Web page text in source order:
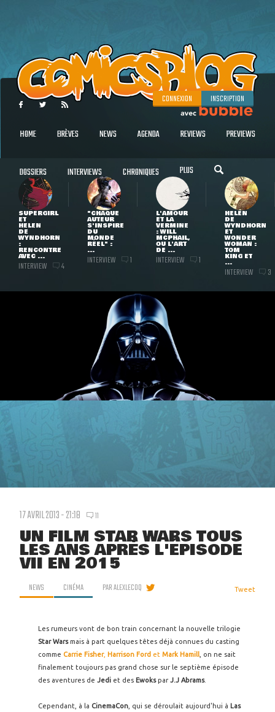
CONNEXION INSCRIPTION
HOME BRÈVES NEWS AGENDA REVIEWS PREVIEWS
DOSSIERS INTERVIEWS CHRONIQUES PLUS
SUPERGIRL
ET
HELEN
DE
WYNDHORN
:
RENCONTRE
AVEC ...
INTERVIEW 4
"CHAQUE
AUTEUR
S'INSPIRE
DU
MONDE
RÉEL" :
...
INTERVIEW 1
L'AMOUR
ET LA
VERMINE
: WILL
MCPHAIL,
OU L'ART
DE ...
INTERVIEW 1
HELEN
DE
WYNDHORN
ET
WONDER
WOMAN :
TOM
KING ET
...
INTERVIEW 3
17 AVRIL 2013 - 21:18 11
UN FILM STAR WARS TOUS
LES ANS APRÈS L'ÉPISODE
VII EN 2015
NEWS CINÉMA PARALEXLECOQ Tweet
Les rumeurs vont de bon train concernant la nouvelle trilogie
Star Warsmais à part quelques têtes déjà connues du casting
comme Carrie Fisher, Harrison Ford et Mark Hamill , on ne sait
finalement toujours pas grand chose sur le septième épisode
des aventures de Jedi et des EwoksparJ.J Abrams.
Cependant, à la CinemaCon , qui se déroulait aujourd'hui à Las